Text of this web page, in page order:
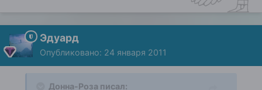
Эдуард
Опубликовано: 24 января 2011
Донна-Роза писал: